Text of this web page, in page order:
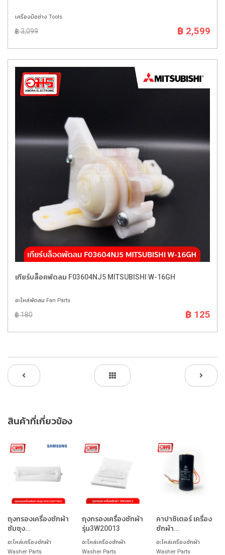
เครื่องมือช่าง Tools
฿ 3,099 ฿ 2,599
เกียร์บล็อคพัดลม F03604NJ5 MITSUBISHI W-16GH
อะไหล่พัดลม Fan Parts
฿ 180 ฿ 125
สินค้าที่เกี่ยวข้อง
ถุงกรองเครื่องซักผ้า
ซัมซุง...
อะไหล่เครื่องซักผ้า
Washer Parts
ถุงกรองเครื่องซักผ้า
รุ่น3W20013
อะไหล่เครื่องซักผ้า
Washer Parts
คาปาซิเตอร์ เครื่อง
ซักผ้า...
อะไหล่เครื่องซักผ้า
Washer Parts